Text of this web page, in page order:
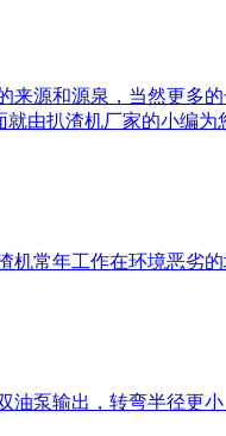
源和源泉，当然更多
由扒渣机厂家的小编为
常年工作在环境恶劣
泵输出，转弯半径更